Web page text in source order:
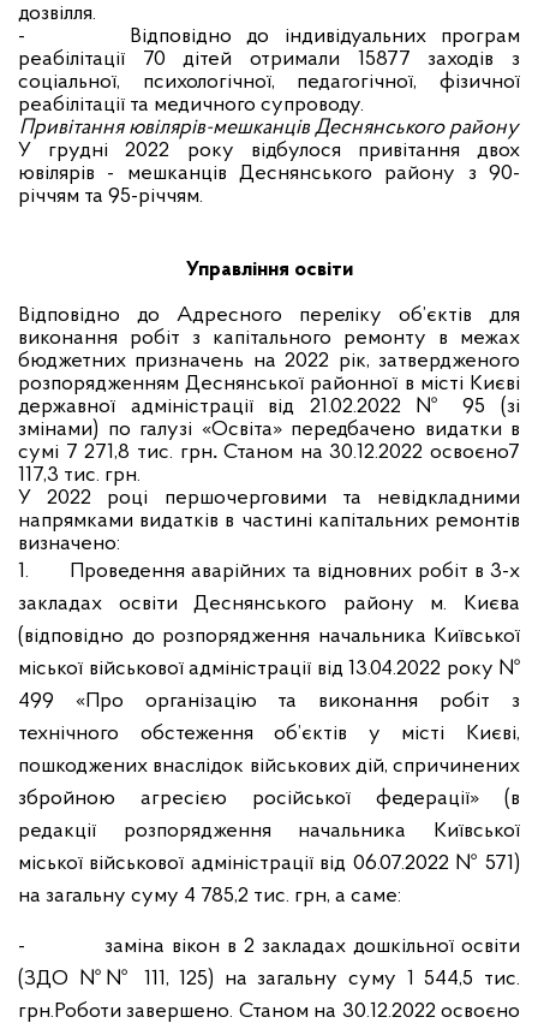
дозвілля.
-
Відповідно до індивідуальних програм
реабілітації 70 дітей отримали 15877 заходів з
соціальної, психологічної, педагогічної, фізичної
реабілітації та медичного супроводу.
Привітання ювілярів-мешканців Деснянського району
У грудні 2022 року відбулося привітання двох
ювілярів - мешканців Деснянського району з 90-
річчям та 95-річчям.
Управління освіти
Відповідно до Адресного переліку об’єктів для
виконання робіт з капітального ремонту в межах
бюджетних призначень на 2022 рік, затвердженого
розпорядженням Деснянської районної в місті Києві
державної адміністрації від 21.02.2022 № 95 (зі
змінами) по галузі «Освіта» передбачено видатки в
сумі 7 271,8 тис. грн.Станом на 30.12.2022 освоєно7
117,3 тис. грн.
У 2022 році першочерговими та невідкладними
напрямками видатків в частині капітальних ремонтів
визначено:
1.
Проведення аварійних та відновних робіт в 3-х
закладах освіти Деснянського району м. Києва
(відповідно до розпорядження начальника Київської
міської військової адміністрації від 13.04.2022 року №
499 «Про організацію та виконання робіт з
технічного обстеження об’єктів у місті Києві,
пошкоджених внаслідок військових дій, спричинених
збройною агресією російської федерації» (в
редакції розпорядження начальника Київської
міської військової адміністрації від 06.07.2022 № 571)
на загальну суму 4 785,2 тис. грн, а саме:
-
заміна вікон в 2 закладах дошкільної освіти
(ЗДО №№ 111, 125) на загальну суму 1 544,5 тис.
грн.Роботи завершено. Станом на 30.12.2022 освоєно